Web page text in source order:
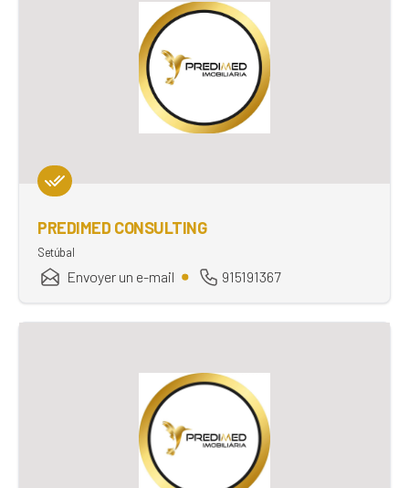
PREDIMED CONSULTING
Setúbal
Envoyer un e-mail 915191367